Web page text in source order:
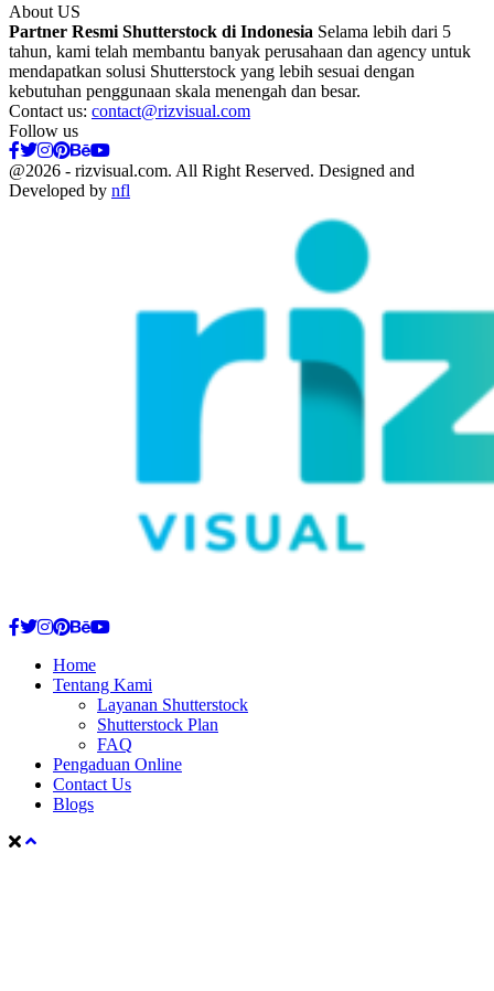
About US
Partner Resmi Shutterstock di Indonesia Selama lebih dari 5
tahun, kami telah membantu banyak perusahaan dan agency untuk
mendapatkan solusi Shutterstock yang lebih sesuai dengan
kebutuhan penggunaan skala menengah dan besar.
Contact us: contact@rizvisual.com
Follow us
Facebook
Twitter
Instagram
Pinterest
Behance
Youtube
@2026 - rizvisual.com. All Right Reserved. Designed and
Developed by nfl
Facebook
Twitter
Instagram
Pinterest
Behance
Youtube
Home
Tentang Kami
Layanan Shutterstock
Shutterstock Plan
FAQ
Pengaduan Online
Contact Us
Blogs